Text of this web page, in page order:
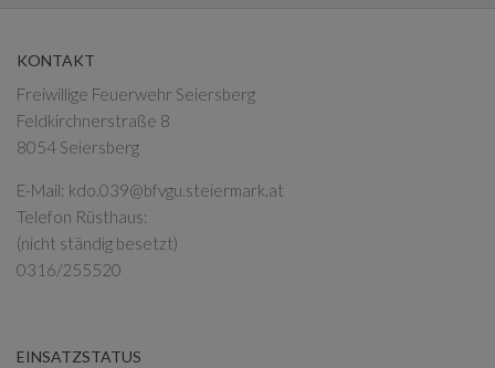
KONTAKT
Freiwillige Feuerwehr Seiersberg
Feldkirchnerstraße 8
8054 Seiersberg
E-Mail: kdo.039@bfvgu.steiermark.at
Telefon Rüsthaus:
(nicht ständig besetzt)
0316/255520
EINSATZSTATUS